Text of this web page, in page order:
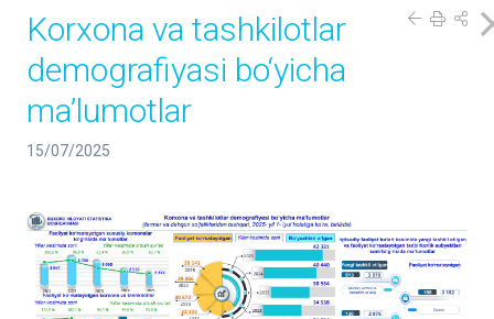
Korxona va tashkilotlar
demografiyasi bo‘yicha
maʼlumotlar
15/07/2025